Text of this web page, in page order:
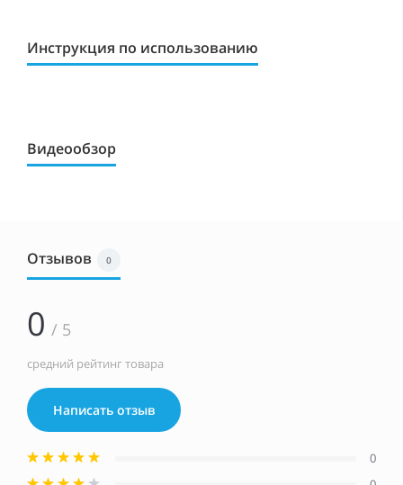
Инструкция по использованию
Видеообзор
Отзывов 0
0 / 5
средний рейтинг товара
Написать отзыв
0